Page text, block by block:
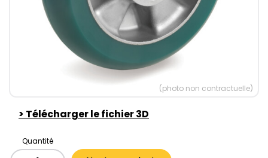
(photo non contractuelle)
> Télécharger le fichier 3D
Quantité